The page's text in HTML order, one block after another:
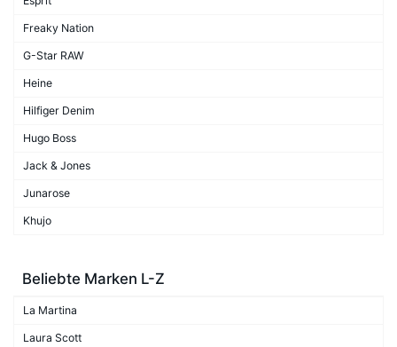
Freaky Nation
G-Star RAW
Heine
Hilfiger Denim
Hugo Boss
Jack & Jones
Junarose
Khujo
Beliebte Marken L-Z
La Martina
Laura Scott